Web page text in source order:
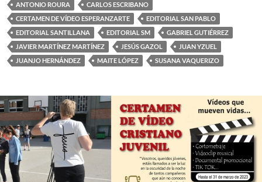
ANTONIO ROURA
CARLOS ESCRIBANO
CERTAMEN DE VÍDEO ESPERANZARTE
EDITORIAL SAN PABLO
EDITORIAL SANTILLANA
EDITORIAL SM
GABRIEL GUTIÉRREZ
JAVIER MARTÍNEZ MARTÍNEZ
JESÚS GAZOL
JUAN YZUEL
JUANJO HERNÁNDEZ
MAITE LÓPEZ SUSANA VAQUERIZO